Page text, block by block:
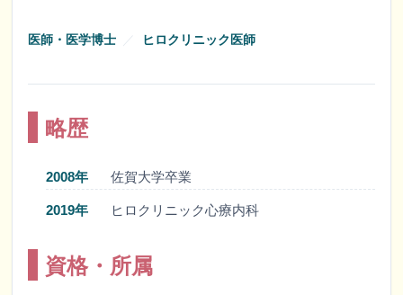
医師・医学博士 ／ ヒロクリニック医師
略歴
2008年 佐賀大学卒業
2019年 ヒロクリニック心療内科
資格・所属